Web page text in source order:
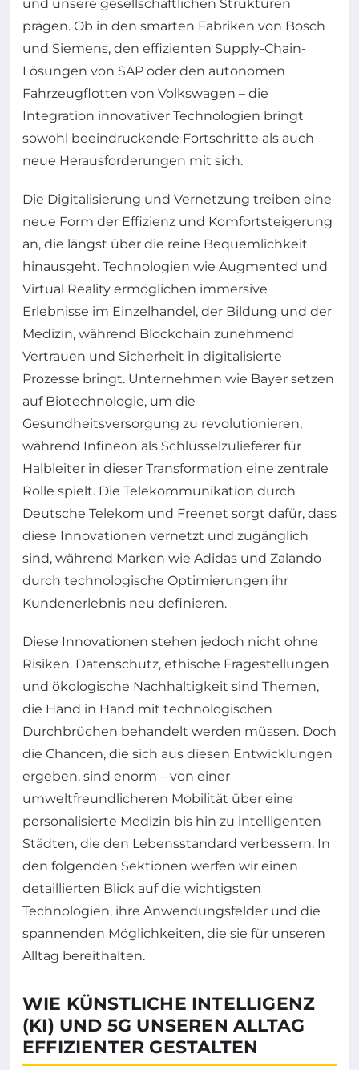
und unsere gesellschaftlichen Strukturen
prägen. Ob in den smarten Fabriken von Bosch
und Siemens, den effizienten Supply-Chain-
Lösungen von SAP oder den autonomen
Fahrzeugflotten von Volkswagen – die
Integration innovativer Technologien bringt
sowohl beeindruckende Fortschritte als auch
neue Herausforderungen mit sich.
Die Digitalisierung und Vernetzung treiben eine
neue Form der Effizienz und Komfortsteigerung
an, die längst über die reine Bequemlichkeit
hinausgeht. Technologien wie Augmented und
Virtual Reality ermöglichen immersive
Erlebnisse im Einzelhandel, der Bildung und der
Medizin, während Blockchain zunehmend
Vertrauen und Sicherheit in digitalisierte
Prozesse bringt. Unternehmen wie Bayer setzen
auf Biotechnologie, um die
Gesundheitsversorgung zu revolutionieren,
während Infineon als Schlüsselzulieferer für
Halbleiter in dieser Transformation eine zentrale
Rolle spielt. Die Telekommunikation durch
Deutsche Telekom und Freenet sorgt dafür, dass
diese Innovationen vernetzt und zugänglich
sind, während Marken wie Adidas und Zalando
durch technologische Optimierungen ihr
Kundenerlebnis neu definieren.
Diese Innovationen stehen jedoch nicht ohne
Risiken. Datenschutz, ethische Fragestellungen
und ökologische Nachhaltigkeit sind Themen,
die Hand in Hand mit technologischen
Durchbrüchen behandelt werden müssen. Doch
die Chancen, die sich aus diesen Entwicklungen
ergeben, sind enorm – von einer
umweltfreundlicheren Mobilität über eine
personalisierte Medizin bis hin zu intelligenten
Städten, die den Lebensstandard verbessern. In
den folgenden Sektionen werfen wir einen
detaillierten Blick auf die wichtigsten
Technologien, ihre Anwendungsfelder und die
spannenden Möglichkeiten, die sie für unseren
Alltag bereithalten.
WIE KÜNSTLICHE INTELLIGENZ
(KI) UND 5G UNSEREN ALLTAG
EFFIZIENTER GESTALTEN